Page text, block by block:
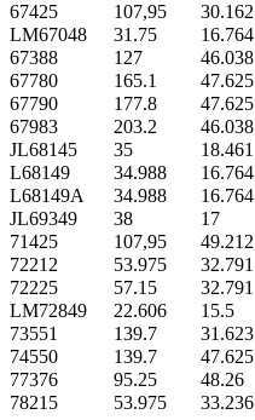
67425 107,95 30.162
LM67048
31.75 16.764
67388
127 46.038
67780
165.1 47.625
67790
177.8 47.625
67983
203.2 46.038
JL68145
35 18.461
L68149
34.988 16.764
L68149A
34.988 16.764
JL69349
38 17
71425
107,95 49.212
72212
53.975 32.791
72225
57.15 32.791
LM72849
22.606 15.5
73551
139.7 31.623
74550
139.7 47.625
77376
95.25 48.26
78215
53.975 33.236